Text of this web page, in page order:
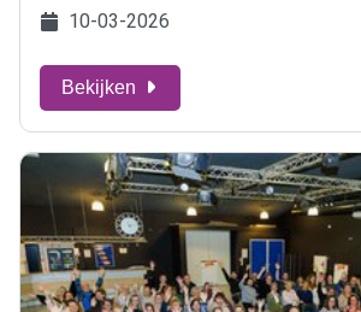
10-03-2026
Bekijken